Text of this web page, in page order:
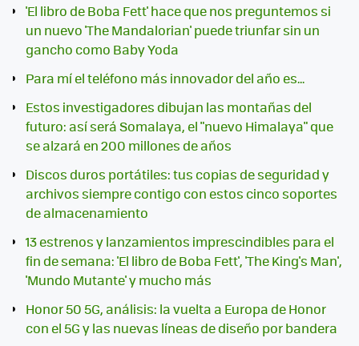
'El libro de Boba Fett' hace que nos preguntemos si
un nuevo 'The Mandalorian' puede triunfar sin un
gancho como Baby Yoda
Para mí el teléfono más innovador del año es...
Estos investigadores dibujan las montañas del
futuro: así será Somalaya, el "nuevo Himalaya" que
se alzará en 200 millones de años
Discos duros portátiles: tus copias de seguridad y
archivos siempre contigo con estos cinco soportes
de almacenamiento
13 estrenos y lanzamientos imprescindibles para el
fin de semana: 'El libro de Boba Fett', 'The King's Man',
'Mundo Mutante' y mucho más
Honor 50 5G, análisis: la vuelta a Europa de Honor
con el 5G y las nuevas líneas de diseño por bandera